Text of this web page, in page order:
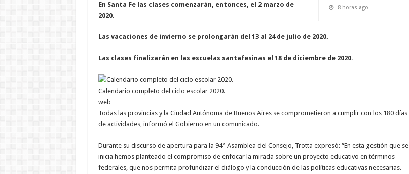
8 horas ago
En Santa Fe las clases comenzarán, entonces, el 2 marzo de
2020.
Las vacaciones de invierno seprolongarán del 13 al 24 de julio de 2020.
Las clases finalizarán en las escuelas santafesinas el 18 de diciembre de 2020.
Calendario completo del ciclo escolar 2020.
web
Todas las provincias y la Ciudad Autónoma de Buenos Aires se comprometieron a cumplir con los 180 días
de actividades, informó el Gobierno en un comunicado.
Durante su discurso de apertura para la 94° Asamblea del Consejo, Trotta expresó: “En esta gestión que se
inicia hemos planteado el compromiso de enfocar la mirada sobre un proyecto educativo en términos
federales, que nos permita profundizar el diálogo y la conducción de las políticas educativas necesarias.